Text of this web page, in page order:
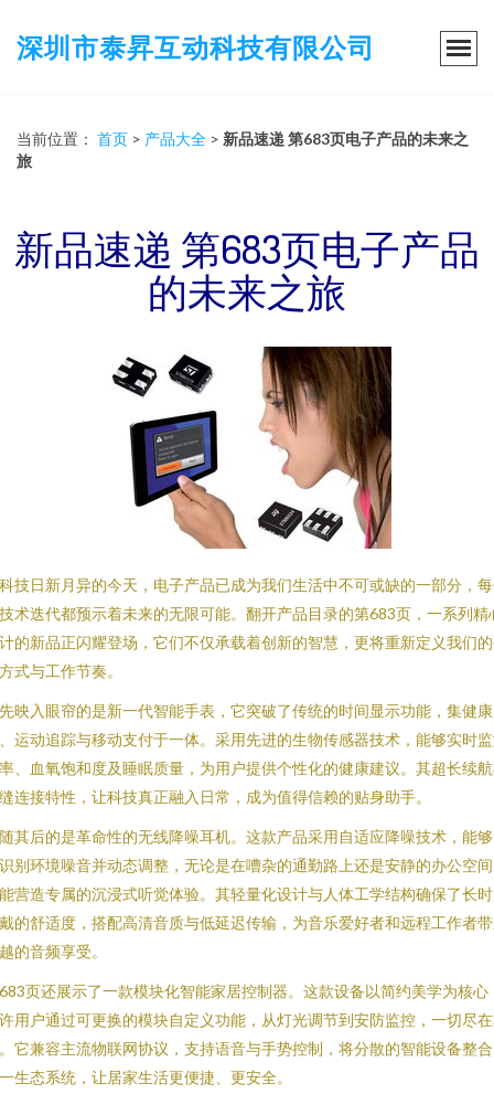
深圳市泰昇互动科技有限公司
当前位置： 首页 > 产品大全 > 新品速递 第683页电子产品的未来之
旅
新品速递 第683页电子产品
的未来之旅
技日新月异的今天，电子产品已成为我们生活中不可或缺的一部分，
术迭代都预示着未来的无限可能。翻开产品目录的第683页，一系列精
的新品正闪耀登场，它们不仅承载着创新的智慧，更将重新定义我们
式与工作节奏。
映入眼帘的是新一代智能手表，它突破了传统的时间显示功能，集健
运动追踪与移动支付于一体。采用先进的生物传感器技术，能够实时
、血氧饱和度及睡眠质量，为用户提供个性化的健康建议。其超长续
连接特性，让科技真正融入日常，成为值得信赖的贴身助手。
其后的是革命性的无线降噪耳机。这款产品采用自适应降噪技术，能
别环境噪音并动态调整，无论是在嘈杂的通勤路上还是安静的办公空
营造专属的沉浸式听觉体验。其轻量化设计与人体工学结构确保了长
的舒适度，搭配高清音质与低延迟传输，为音乐爱好者和远程工作者
的音频享受。
页还展示了一款模块化智能家居控制器。这款设备以简约美学为核心
用户通过可更换的模块自定义功能，从灯光调节到安防监控，一切尽
它兼容主流物联网协议，支持语音与手势控制，将分散的智能设备整
生态系统，让居家生活更便捷、更安全。